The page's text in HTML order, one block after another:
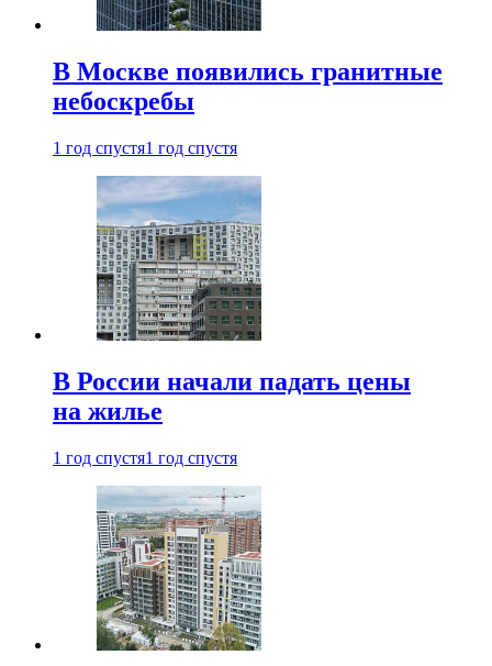
В Москве появились гранитные
небоскребы
1 год спустя1 год спустя
В России начали падать цены
на жилье
1 год спустя1 год спустя